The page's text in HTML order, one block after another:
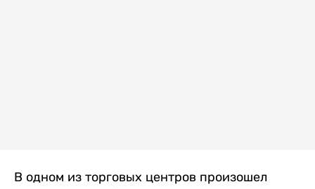
В одном из торговых центров произошел